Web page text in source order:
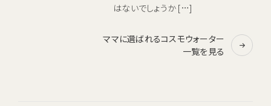
はないでしょうか […]
ママに選ばれるコスモウォーター
一覧を見る